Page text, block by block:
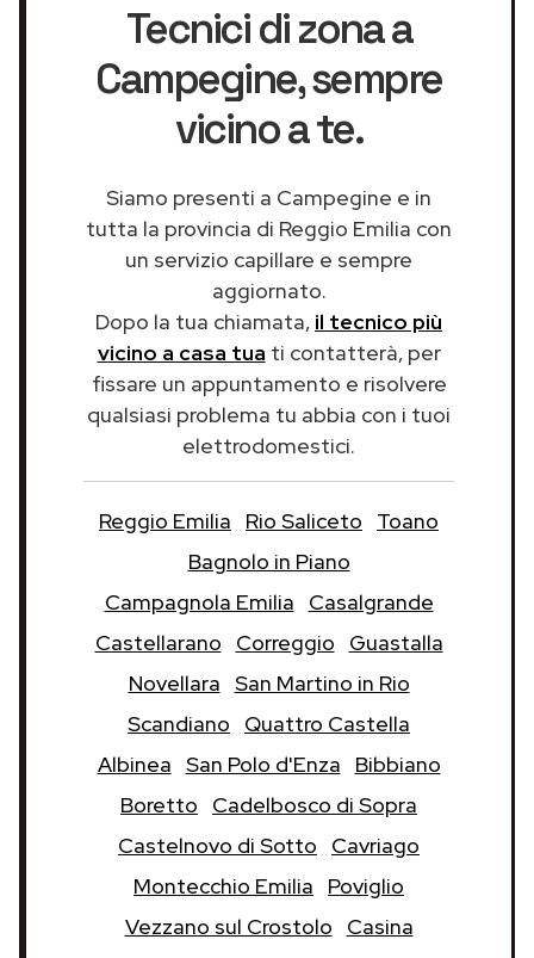
Tecnici di zona a
Campegine, sempre
vicino a te.
Siamo presenti a Campegine e in
tutta la provincia di Reggio Emilia con
un servizio capillare e sempre
aggiornato.
Dopo la tua chiamata, il tecnico più
vicino a casa tua ti contatterà, per
fissare un appuntamento e risolvere
qualsiasi problema tu abbia con i tuoi
elettrodomestici.
Reggio Emilia Rio Saliceto
Toano
Bagnolo in Piano
Campagnola Emilia
Casalgrande
Castellarano
Correggio
Guastalla
Novellara San Martino in Rio
Scandiano
Quattro Castella
Albinea San Polo d'Enza
Bibbiano
Boretto
Cadelbosco di Sopra
Castelnovo di Sotto
Cavriago
Montecchio Emilia
Poviglio
Vezzano sul Crostolo
Casina